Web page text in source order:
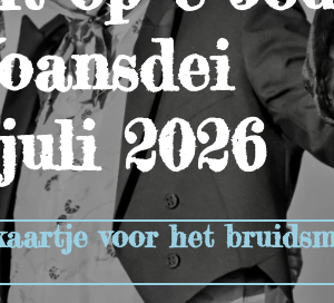
2026
voor het